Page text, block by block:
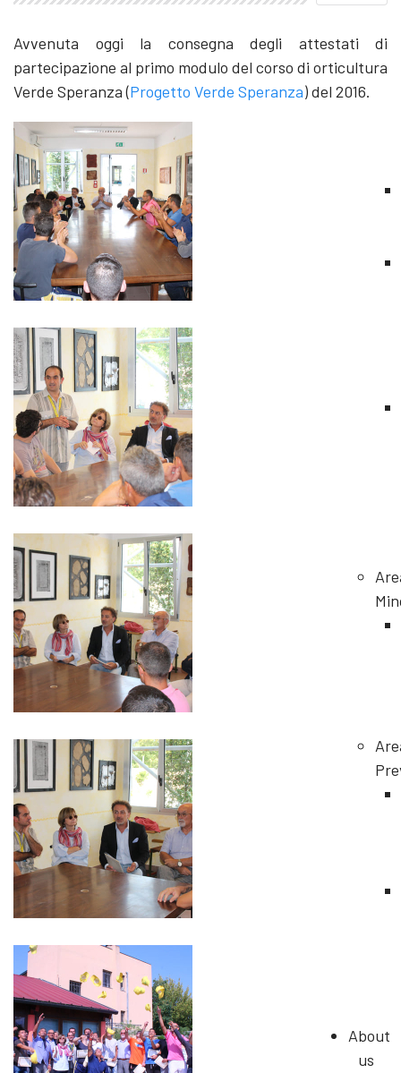
About
us
Avvenuta oggi la consegna degli attestati di
partecipazione al primo modulo del corso di orticultura
Verde Speranza (Progetto Verde Speranza) del 2016.